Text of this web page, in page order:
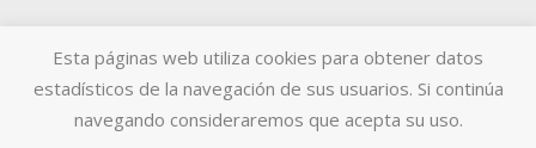
Esta páginas web utiliza cookies para obtener datos
estadísticos de la navegación de sus usuarios. Si continúa
navegando consideraremos que acepta su uso.